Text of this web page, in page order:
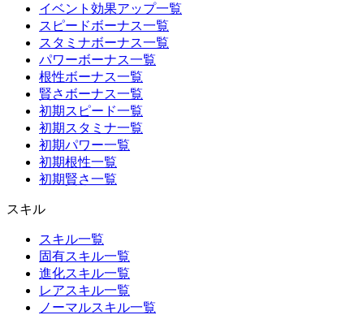
イベント効果アップ一覧
スピードボーナス一覧
スタミナボーナス一覧
パワーボーナス一覧
根性ボーナス一覧
賢さボーナス一覧
初期スピード一覧
初期スタミナ一覧
初期パワー一覧
初期根性一覧
初期賢さ一覧
スキル
スキル一覧
固有スキル一覧
進化スキル一覧
レアスキル一覧
ノーマルスキル一覧